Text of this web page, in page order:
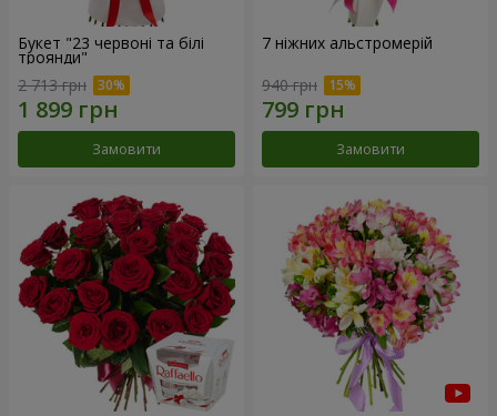
Букет "23 червоні та білі
троянди"
2 713 грн
Замовити
7 ніжних альстромерій
940 грн
Замовити